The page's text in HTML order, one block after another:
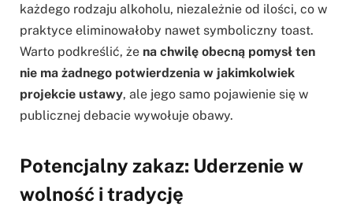
każdego rodzaju alkoholu, niezależnie od ilości, co w
praktyce eliminowałoby nawet symboliczny toast.
Warto podkreślić, że na chwilę obecną pomysł ten
nie ma żadnego potwierdzenia w jakimkolwiek
projekcie ustawy, ale jego samo pojawienie się w
publicznej debacie wywołuje obawy.
Potencjalny zakaz: Uderzenie w
wolność i tradycję